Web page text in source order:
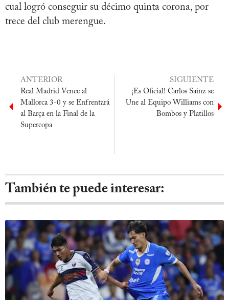
cual logró conseguir su décimo quinta corona, por
trece del club merengue.
ANTERIOR
Real Madrid Vence al
Mallorca 3-0 y se Enfrentará
al Barça en la Final de la
Supercopa
SIGUIENTE
¡Es Oficial! Carlos Sainz se
Une al Equipo Williams con
Bombos y Platillos
También te puede interesar: